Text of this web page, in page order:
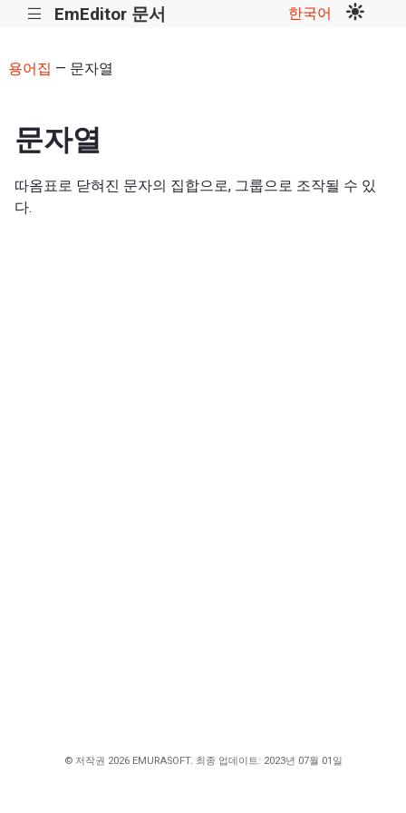
||| EmEditor 문서 한국어
용어집 — 문자열
문자열
따옴표로 닫혀진 문자의 집합으로, 그룹으로 조작될 수 있
다.
© 저작권 2026 EMURASOFT. 최종 업데이트: 2023년 07월 01일